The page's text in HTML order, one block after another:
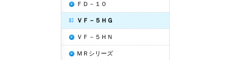
ＦＤ－１０
ＶＦ－５ＨＧ
ＶＦ－５ＨＮ
ＭＲシリーズ